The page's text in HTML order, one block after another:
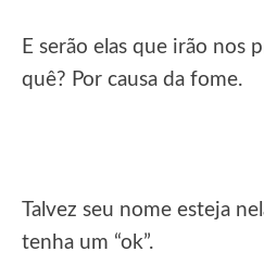
E serão elas que irão nos
quê? Por causa da fome.
Talvez seu nome esteja
tenha um “ok”.